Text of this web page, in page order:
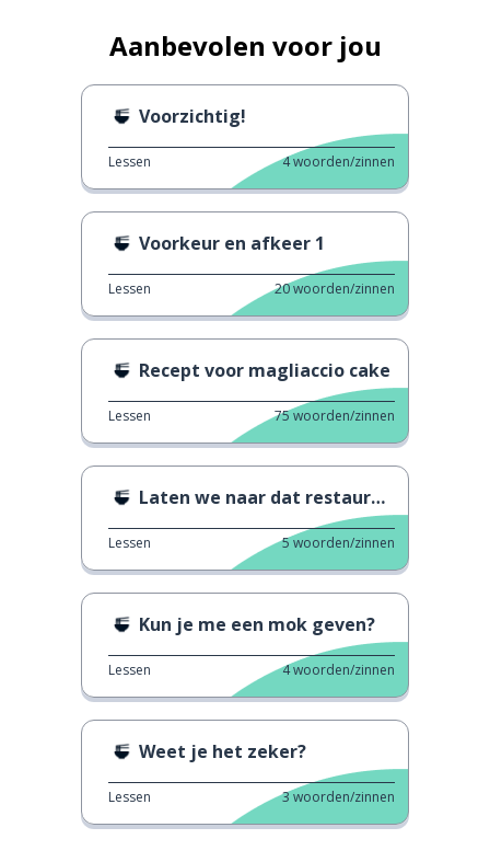
Aanbevolen voor jou
Voorzichtig!
Lessen 4woorden/zinnen
Voorkeur en afkeer 1
Lessen 20woorden/zinnen
Recept voor magliaccio cake
Lessen 75woorden/zinnen
Laten we naar dat restaurant gaan
Lessen 5woorden/zinnen
Kun je me een mok geven?
Lessen 4woorden/zinnen
Weet je het zeker?
Lessen 3woorden/zinnen